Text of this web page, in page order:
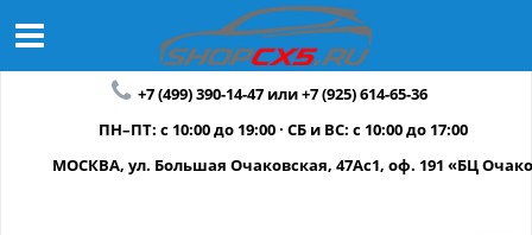
+7 (499) 390-14-47 или +7 (925) 614-65-36
ПН–ПТ: с 10:00 до 19:00 · СБ и ВС: с 10:00 до 17:00
МОСКВА, ул. Большая Очаковская, 47Ас1, оф. 191 «БЦ